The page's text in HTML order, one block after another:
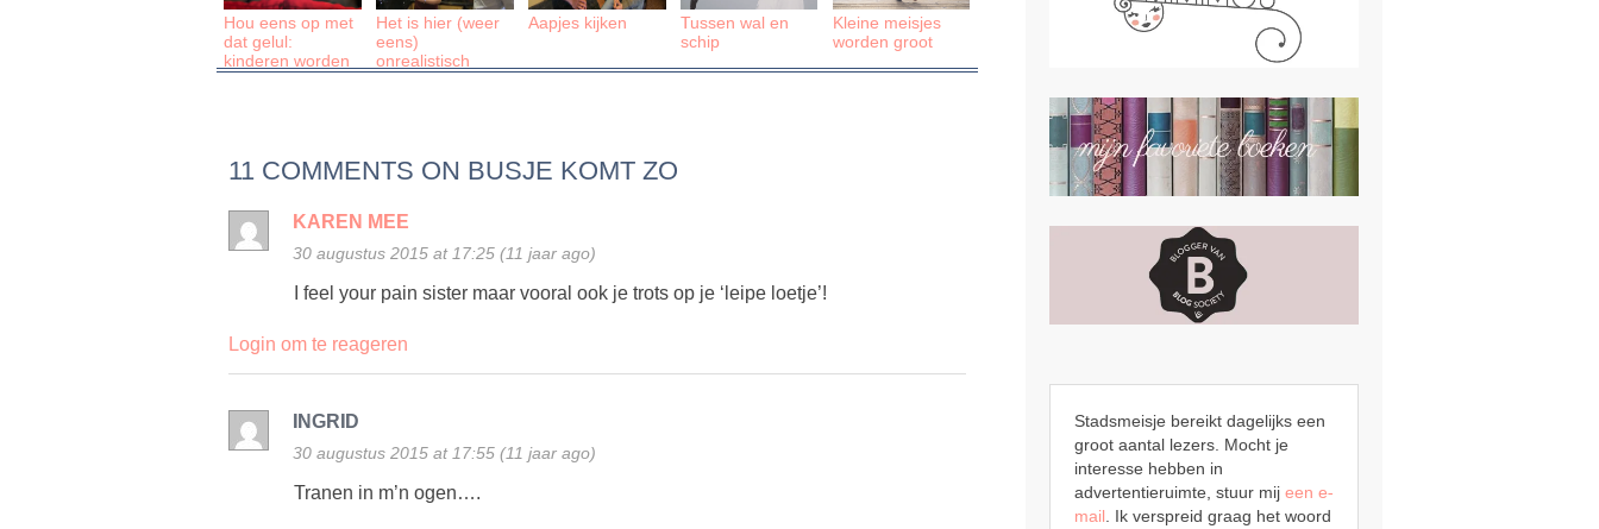
Hou eens op met
dat gelul:
kinderen worden
Het is hier (weer
eens)
onrealistisch
Aapjes kijken
Tussen wal en
schip
Kleine meisjes
worden groot
11 COMMENTS ON BUSJE KOMT ZO
KAREN MEE
30 augustus 2015 at 17:25 (11 jaar ago)
I feel your pain sister maar vooral ook je trots op je ‘leipe loetje’!
Login om te reageren
INGRID
30 augustus 2015 at 17:55 (11 jaar ago)
Tranen in m’n ogen….
Stadsmeisje bereikt dagelijks een
groot aantal lezers. Mocht je
interesse hebben in
advertentieruimte, stuur mij een e-
mail. Ik verspreid graag het woord